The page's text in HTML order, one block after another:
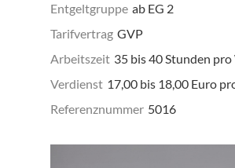
Entgeltgruppe ab EG 2
Tarifvertrag GVP
Arbeitszeit 35 bis 40 Stunden
Verdienst 17,00 bis 18,00 Euro
Referenznummer 5016